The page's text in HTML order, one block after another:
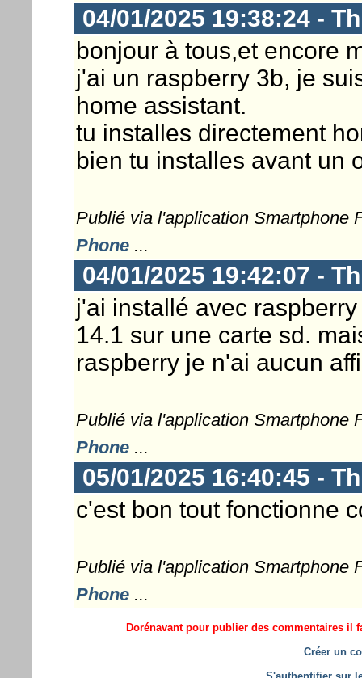
04/01/2025 19:38:24 -
bonjour à tous,et encore
j'ai un raspberry 3b, je
home assistant.
tu installes directement
bien tu installes avant un
Publié via l'application Smartphone
Phone...
04/01/2025 19:42:07 -
j'ai installé avec
14.1 sur une carte sd.
raspberry je n'ai aucun
Publié via l'application Smartphone
Phone...
05/01/2025 16:40:45 -
c'est bon tout fonctionne
Publié via l'application Smartphone
Phone...
Dorénavant pour publier des commentaires il
Créer un